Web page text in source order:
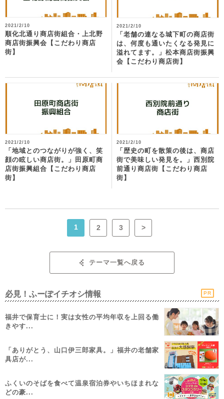
2021/2/10
順化北通り商店街組合・上北野
商店街振興会【こだわり商店
街】
2021/2/10
「老舗の連なる城下町の商店街
は、何度も通いたくなる発見に
溢れてます。」松本商店街振興
会【こだわり商店街】
2021/2/10
「地域とのつながりが強く、笑
顔の眩しい商店街。」田原町商
店街振興組合【こだわり商店
街】
2021/2/10
「歴史の町を散策の後は、商店
街で美味しい発見を。」西別院
前通り商店街【こだわり商店
街】
1 2 3 >
テーマ一覧へ戻る
必見！ふーぽイチオシ情報 PR
福井で保育士に！実は女性の平均年収を上回る働
きやす...
「ありがとう、山口伊三郎家具。」福井の老舗家
具店が...
ふくいのそばを食べて温泉宿泊券やいちほまれな
どの豪...